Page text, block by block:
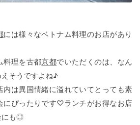
には様々なベトナム料理のお店があり
料理を古都京都でいただくのは、なん
そうですよね♪
内は異国情緒に溢れていてとっても素
にぴったりです♡ランチがお得なお店
にも◎